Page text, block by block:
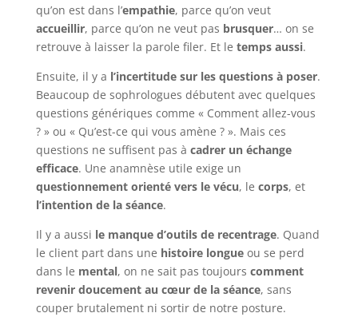
qu’on est dans l’empathie, parce qu’on veut
accueillir, parce qu’on ne veut pas brusquer… on se
retrouve à laisser la parole filer. Et le temps aussi.
Ensuite, il y a l’incertitude sur les questions à poser.
Beaucoup de sophrologues débutent avec quelques
questions génériques comme « Comment allez-vous
? » ou « Qu’est-ce qui vous amène ? ». Mais ces
questions ne suffisent pas à cadrer un échange
efficace. Une anamnèse utile exige un
questionnement orienté vers le vécu, le corps, et
l’intention de la séance.
Il y a aussi le manque d’outils de recentrage. Quand
le client part dans une histoire longueou se perd
dans le mental, on ne sait pas toujours comment
revenir doucement au cœur de la séance, sans
couper brutalement ni sortir de notre posture.